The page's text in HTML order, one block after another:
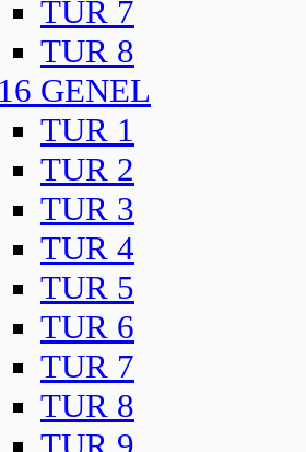
TUR 7
TUR 8
16 GENEL
TUR 1
TUR 2
TUR 3
TUR 4
TUR 5
TUR 6
TUR 7
TUR 8